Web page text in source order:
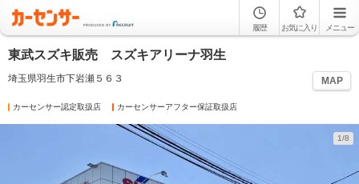
履歴 お気に入り メニュー
東武スズキ販売 スズキアリーナ羽生
埼玉県羽生市下岩瀬５６３ MAP
カーセンサー認定取扱店 カーセンサーアフター保証取扱店
1/8